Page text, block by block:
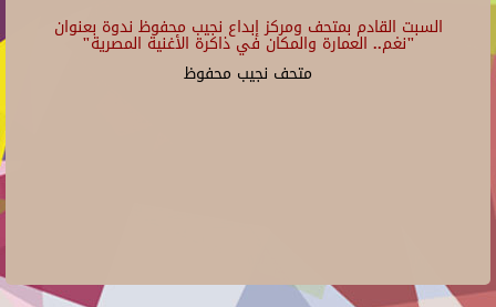
السبت القادم بمتحف ومركز إبداع نجيب محفوظ ندوة بعنوان
"نغم.. العمارة والمكان في ذاكرة الأغنية المصرية"
متحف نجيب محفوظ